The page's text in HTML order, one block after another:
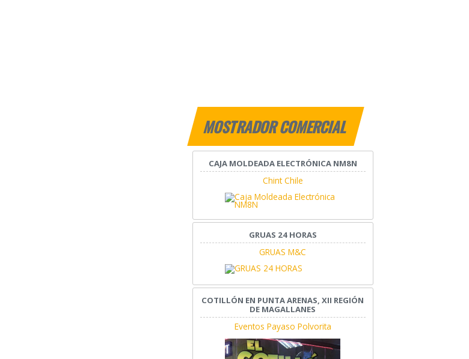
MOSTRADOR COMERCIAL
CAJA MOLDEADA ELECTRÓNICA NM8N
Chint Chile
GRUAS 24 HORAS
GRUAS M&C
COTILLÓN EN PUNTA ARENAS, XII REGIÓN
DE MAGALLANES
Eventos Payaso Polvorita